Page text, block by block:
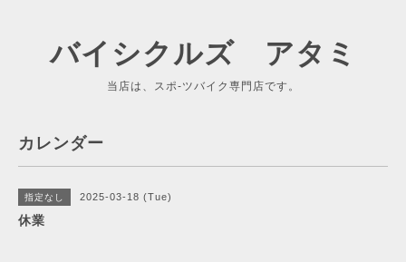
バイシクルズ アタミ
当店は、スポ-ツバイク専門店です。
カレンダー
指定なし 2025-03-18 (Tue)
休業